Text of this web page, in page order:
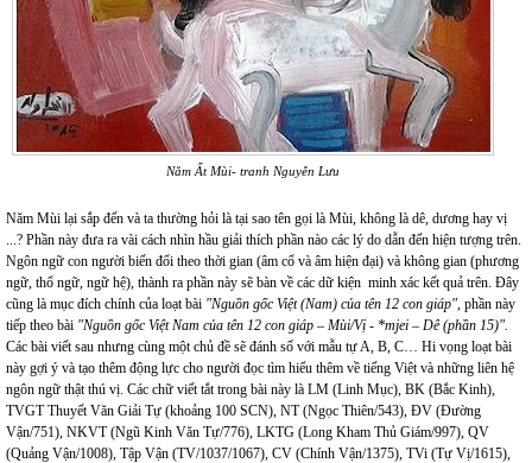
Năm Ất Mùi- tranh Nguyễn Lưu
Năm Mùi lại sắp đến và ta thường hỏi là tại sao tên gọi là Mùi, không là dê, dương hay vị
...? Phần này đưa ra vài cách nhìn hầu giải thích phần nào các lý do dẫn đến hiện tượng trên.
Ngôn ngữ con người biến đổi theo thời gian (âm cổ và âm hiện đại) và không gian (phương
ngữ, thổ ngữ, ngữ hệ), thành ra phần này sẽ bàn về các dữ kiện minh xác kết quả trên. Đây
cũng là mục đích chính của loạt bài "Nguồn gốc Việt (Nam) của tên 12 con giáp", phần này
tiếp theo bài "Nguồn gốc Việt Nam của tên 12 con giáp – Mùi/Vị - *mjei – Dê (phần 15)".
Các bài viết sau nhưng cùng một chủ đề sẽ đánh số với mẫu tự A, B, C… Hi vọng loạt bài
này gợi ý và tạo thêm động lực cho người đọc tìm hiểu thêm về tiếng Việt và những liên hệ
ngôn ngữ thật thú vị. Các chữ viết tắt trong bài này là LM (Linh Mục), BK (Bắc Kinh),
TVGT Thuyết Văn Giải Tự (khoảng 100 SCN), NT (Ngọc Thiên/543), ĐV (Đường
Vận/751), NKVT (Ngũ Kinh Văn Tự/776), LKTG (Long Kham Thủ Giám/997), QV
(Quảng Vận/1008), Tập Vận (TV/1037/1067), CV (Chính Vận/1375), TVi (Tự Vị/1615),